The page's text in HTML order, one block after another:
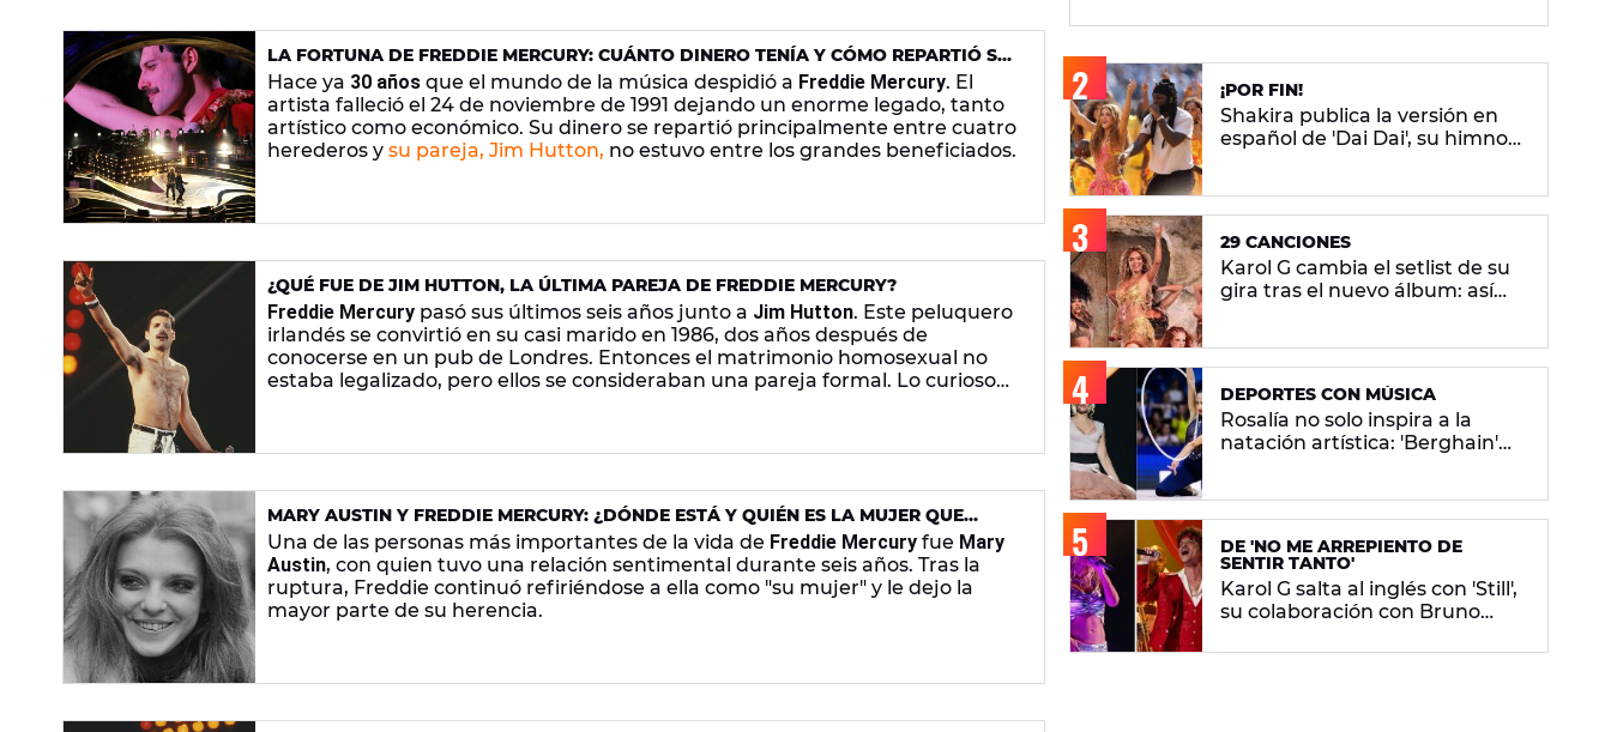
LA FORTUNA DE FREDDIE MERCURY: CUÁNTO DINERO TENÍA Y CÓMO REPARTIÓ SU
HERENCIA EL VOCALISTA DE QUEEN
Hace ya 30 años que el mundo de la música despidió a Freddie Mercury. El
artista falleció el 24 de noviembre de 1991 dejando un enorme legado, tanto
artístico como económico. Su dinero se repartió principalmente entre cuatro
herederos y su pareja, Jim Hutton, no estuvo entre los grandes beneficiados.
¿QUÉ FUE DE JIM HUTTON, LA ÚLTIMA PAREJA DE FREDDIE MERCURY?
Freddie Mercury pasó sus últimos seis años junto a Jim Hutton. Este peluquero
irlandés se convirtió en su casi marido en 1986, dos años después de
conocerse en un pub de Londres. Entonces el matrimonio homosexual no
estaba legalizado, pero ellos se consideraban una pareja formal. Lo curioso
MARY AUSTIN Y FREDDIE MERCURY: ¿DÓNDE ESTÁ Y QUIÉN ES LA MUJER QUE
HEREDÓ LA MAYOR PARTE DE SU FORTUNA?
Una de las personas más importantes de la vida de Freddie Mercury fue Mary
Austin, con quien tuvo una relación sentimental durante seis años. Tras la
ruptura, Freddie continuó refiriéndose a ella como "su mujer" y le dejo la
mayor parte de su herencia.
¡POR FIN!
Shakira publica la versión en
español de 'Dai Dai', su himno
29 CANCIONES
Karol G cambia el setlist de su
gira tras el nuevo álbum: así
DEPORTES CON MÚSICA
Rosalía no solo inspira a la
natación artística: 'Berghain'
DE 'NO ME ARREPIENTO DE
SENTIR TANTO'
Karol G salta al inglés con 'Still',
su colaboración con Bruno
significado